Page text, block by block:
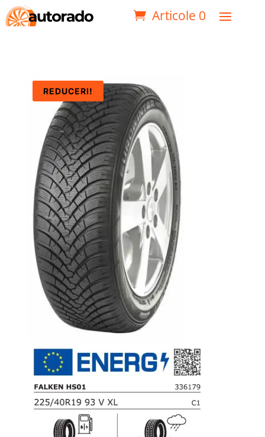
Articole 0
REDUCERI!